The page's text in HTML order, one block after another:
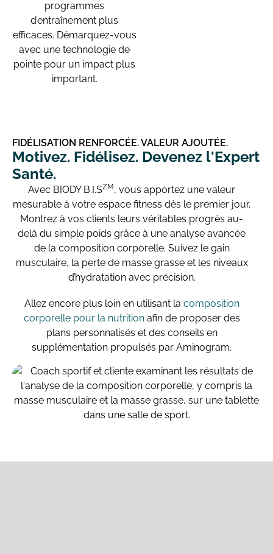
programmes
d’entraînement plus
efficaces. Démarquez-vous
avec une technologie de
pointe pour un impact plus
important.
FIDÉLISATION RENFORCÉE. VALEUR AJOUTÉE.
Motivez. Fidélisez. Devenez l'Expert
Santé.
Avec BIODY B.I.SZM , vous apportez une valeur
mesurable à votre espace fitness dès le premier jour.
Montrez à vos clients leurs véritables progrès au-
delà du simple poids grâce à une analyse avancée
de la composition corporelle. Suivez le gain
musculaire, la perte de masse grasse et les niveaux
d’hydratation avec précision.
Allez encore plus loin en utilisant la composition
corporelle pour la nutritionafin de proposer des
plans personnalisés et des conseils en
supplémentation propulsés par Aminogram.